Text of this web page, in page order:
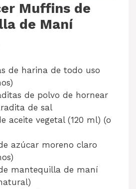
Muffins de
de Maní
de harina de todo uso
de polvo de hornear
de sal
aceite vegetal (120 ml) (o
azúcar moreno claro
mantequilla de maní